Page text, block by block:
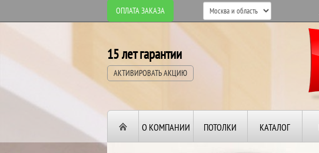
ОПЛАТА ЗАКАЗА
15 лет гарантии
АКТИВИРОВАТЬ АКЦИЮ
О КОМПАНИИ ПОТОЛКИ КАТАЛОГ